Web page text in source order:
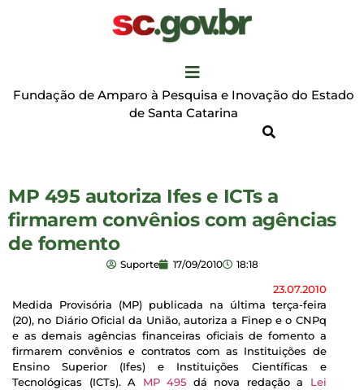
Fundação de Amparo à Pesquisa e Inovação do Estado
de Santa Catarina
MP 495 autoriza Ifes e ICTs a
firmarem convênios com agências
de fomento
Suporte 17/09/2010 18:18
23.07.2010
Medida Provisória (MP) publicada na última terça-feira
(20), no Diário Oficial da União, autoriza a Finep e o CNPq
e as demais agências financeiras oficiais de fomento a
firmarem convênios e contratos com as Instituições de
Ensino Superior (Ifes) e Instituições Científicas e
Tecnológicas (ICTs). A MP 495 dá nova redação a Lei